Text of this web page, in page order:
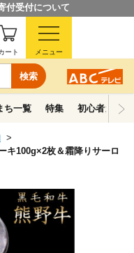
付受付について
検索
ート メニュー
ち一覧 特集 初心者ガイド
キ100g×2枚＆霜降りサーロ